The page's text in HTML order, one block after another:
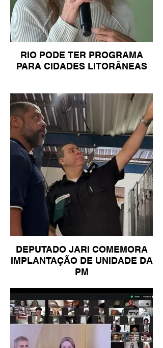
RIO PODE TER PROGRAMA
PARA CIDADES LITORÂNEAS
DEPUTADO JARI COMEMORA
IMPLANTAÇÃO DE UNIDADE DA
PM